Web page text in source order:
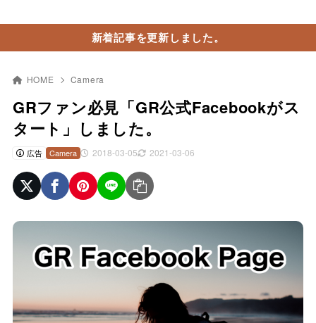
新着記事を更新しました。
HOME Camera
GRファン必見「GR公式Facebookがス
タート」しました。
広告 2018-03-05 2021-03-06
Camera